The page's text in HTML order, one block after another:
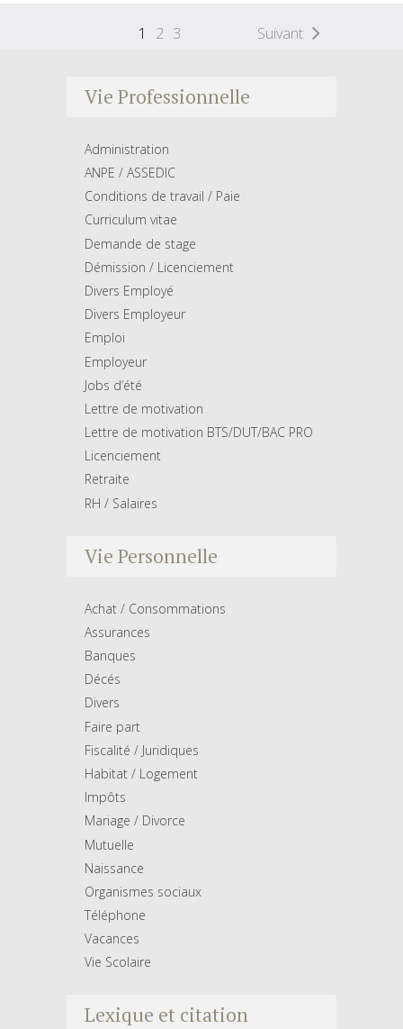
1 2 3 Suivant
Vie Professionnelle
Administration
ANPE / ASSEDIC
Conditions de travail / Paie
Curriculum vitae
Demande de stage
Démission / Licenciement
Divers Employé
Divers Employeur
Emploi
Employeur
Jobs d’été
Lettre de motivation
Lettre de motivation BTS/DUT/BAC PRO
Licenciement
Retraite
RH / Salaires
Vie Personnelle
Achat / Consommations
Assurances
Banques
Décés
Divers
Faire part
Fiscalité / Juridiques
Habitat / Logement
Impôts
Mariage / Divorce
Mutuelle
Naissance
Organismes sociaux
Téléphone
Vacances
Vie Scolaire
Lexique et citation